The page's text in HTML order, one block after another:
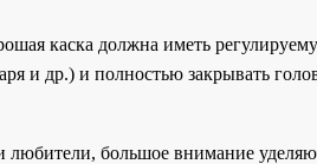
каска должна иметь
и др.) и полностью закрывать
большое внимание